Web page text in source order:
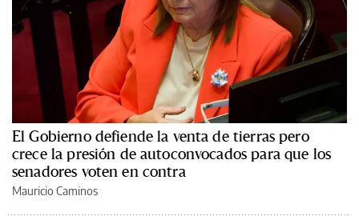
El Gobierno defiende la venta de tierras pero
crece la presión de autoconvocados para que los
senadores voten en contra
Mauricio Caminos